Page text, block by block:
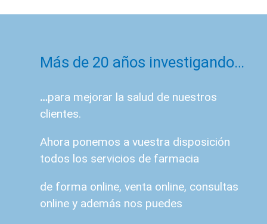
Más de 20 años investigando…
…para mejorar la salud de nuestros
clientes.
Ahora ponemos a vuestra disposición
todos los servicios de farmacia
de forma online, venta online, consultas
online y además nos puedes